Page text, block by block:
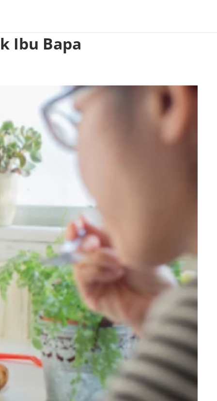
Ibu Bapa